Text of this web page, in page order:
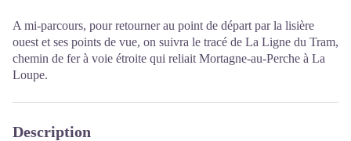
A mi-parcours, pour retourner au point de départ par la lisière
ouest et ses points de vue, on suivra le tracé de La Ligne du Tram,
chemin de fer à voie étroite qui reliait Mortagne-au-Perche à La
Loupe.
Description